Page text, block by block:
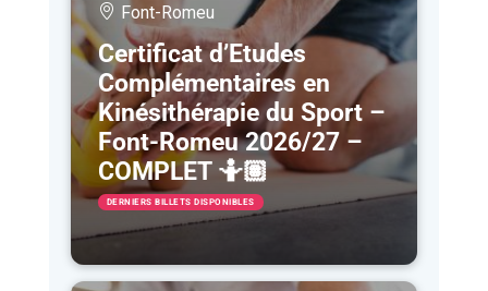
Font-Romeu
Certificat d’Etudes
Complémentaires en
Kinésithérapie du Sport –
Font-Romeu 2026/27 –
COMPLET 🤷🏽
DERNIERS BILLETS DISPONIBLES